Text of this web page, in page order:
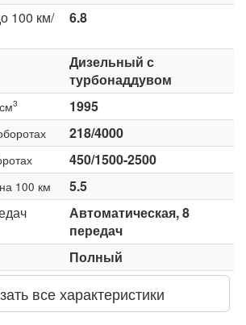
100 км/
6.8
Дизельный с
турбонаддувом
см3
1995
218/4000
450/1500-2500
100 км
5.5
Автоматическая, 8
передач
Полный
все характеристики